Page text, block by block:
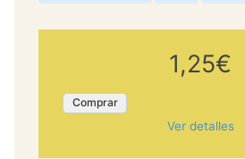
1,25€
Comprar
Ver detalles